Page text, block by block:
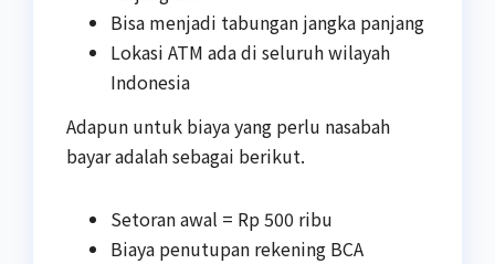
Bisa menjadi tabungan jangka panjang
Lokasi ATM ada di seluruh wilayah
Indonesia
Adapun untuk biaya yang perlu nasabah
bayar adalah sebagai berikut.
Setoran awal = Rp 500 ribu
Biaya penutupan rekening BCA